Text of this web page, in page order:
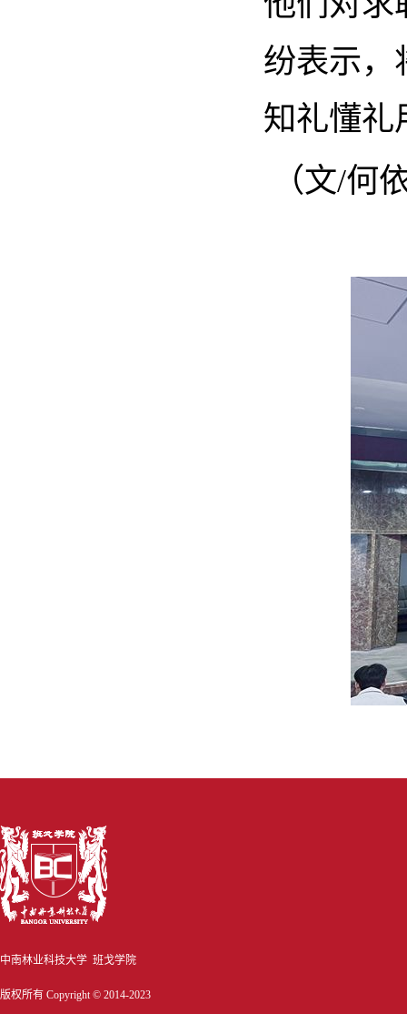
纷表示，
知礼懂礼
（文/何
中南林业科技大学 班戈学院
版权所有 Copyright © 2014-2023